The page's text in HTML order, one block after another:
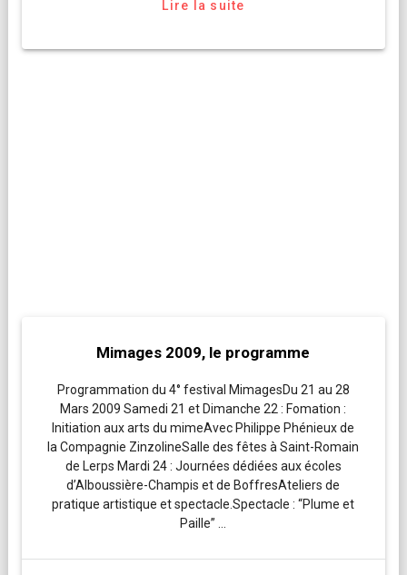
Lire la suite
Mimages 2009, le programme
Programmation du 4° festival MimagesDu 21 au 28
Mars 2009 Samedi 21 et Dimanche 22 : Fomation :
Initiation aux arts du mimeAvec Philippe Phénieux de
la Compagnie ZinzolineSalle des fêtes à Saint-Romain
de Lerps Mardi 24 : Journées dédiées aux écoles
d’Alboussière-Champis et de BoffresAteliers de
pratique artistique et spectacle.Spectacle : “Plume et
Paille” …